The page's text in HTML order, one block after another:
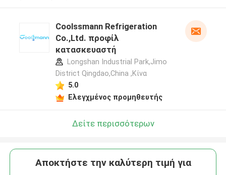
Coolssmann Refrigeration
Co.,Ltd. προφίλ
κατασκευαστή
Longshan Industrial Park,Jimo
District Qingdao,China ,Κίνα
5.0
Ελεγχμένος προμηθευτής
Δείτε περισσότερων
Αποκτήστε την καλύτερη τιμή για